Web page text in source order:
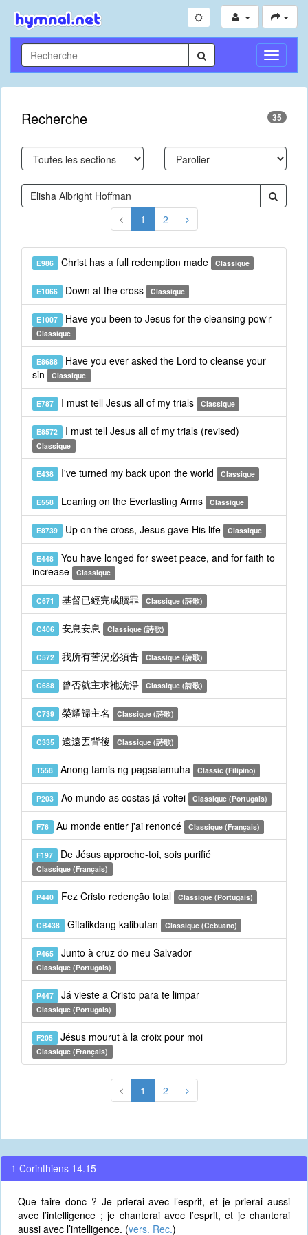
Toggle
Recherche 35
1 2
E986 Christ has a full redemption made Classique
E1066 Down at the cross Classique
E1007 Have you been to Jesus for the cleansing pow'r
Classique
E8688 Have you ever asked the Lord to cleanse your
sin
Classique
E787 I must tell Jesus all of my trials Classique
E8572 I must tell Jesus all of my trials (revised)
Classique
E438 I've turned my back upon the world Classique
E558 Leaning on the Everlasting Arms Classique
E8739 Up on the cross, Jesus gave His life Classique
E448 You have longed for sweet peace, and for faith to
increase
Classique
C671 基督已經完成贖罪 Classique (詩歌)
C406 安息安息 Classique (詩歌)
C572 我所有苦況必須告 Classique (詩歌)
C688 曾否就主求祂洗淨 Classique (詩歌)
C739 榮耀歸主名 Classique (詩歌)
C335 遠遠丟背後 Classique (詩歌)
T558 Anong tamis ng pagsalamuha Classic (Filipino)
P203 Ao mundo as costas já voltei Classique (Portugais)
F76 Au monde entier j'ai renoncé Classique (Français)
F197 De Jésus approche-toi, sois purifié
Classique (Français)
P440 Fez Cristo redenção total Classique (Portugais)
CB438 Gitalikdang kalibutan Classique (Cebuano)
P465 Junto à cruz do meu Salvador
Classique (Portugais)
P447 Já vieste a Cristo para te limpar
Classique (Portugais)
F205 Jésus mourut à la croix pour moi
Classique (Français)
1 2
1 Corinthiens 14.15
Que faire donc ? Je prierai avec l’esprit, et je prierai aussi
avec l’intelligence ; je chanterai avec l’esprit, et je chanterai
aussi avec l’intelligence. (vers. Rec.)